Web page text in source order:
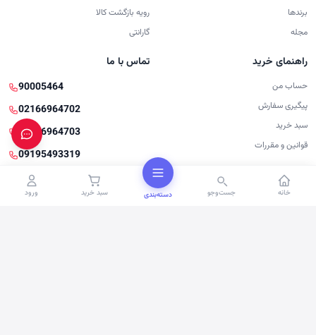
برندها
مجله
رویه بازگشت کالا
گارانتی
راهنمای خرید
حساب من
پیگیری سفارش
سبد خرید
قوانین و مقررات
تماس با ما
90005464
02166964702
02166964703
09195493319
pasargadtech1@gmail.com
تهران، چهارراه ولیعصر، ضلع شمال شرقی
خانه جست‌وجو دسته‌بندی سبد خرید ورود